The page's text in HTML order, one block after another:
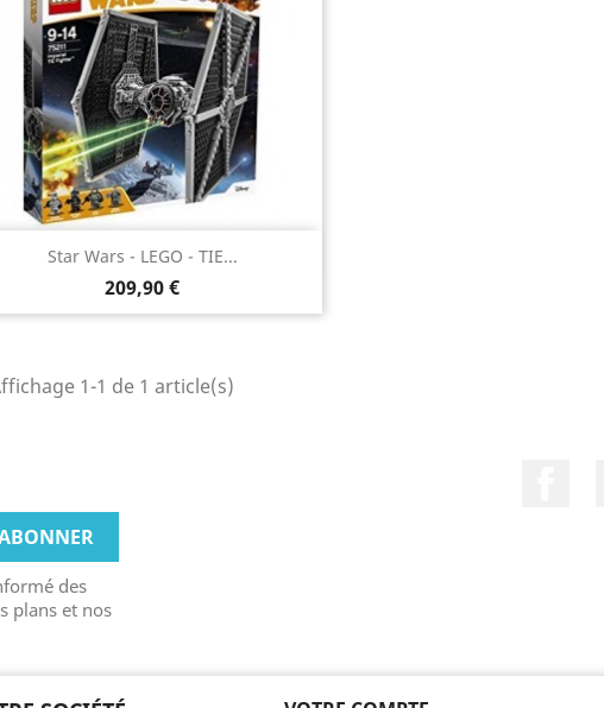
Star Wars - LEGO - TIE...
209,90 €
Aperçu rapide
1-1 de 1 article(s)
des
plans et nos